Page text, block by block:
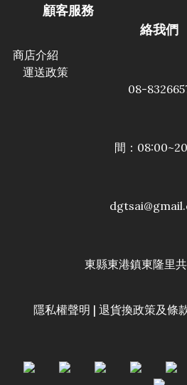
顧客服務
絡我們
商店介紹
運送政策 電
08-
營
間：
信
地址
東縣東港鎮東隆里
隱私權聲明 | 退貨換政策及條